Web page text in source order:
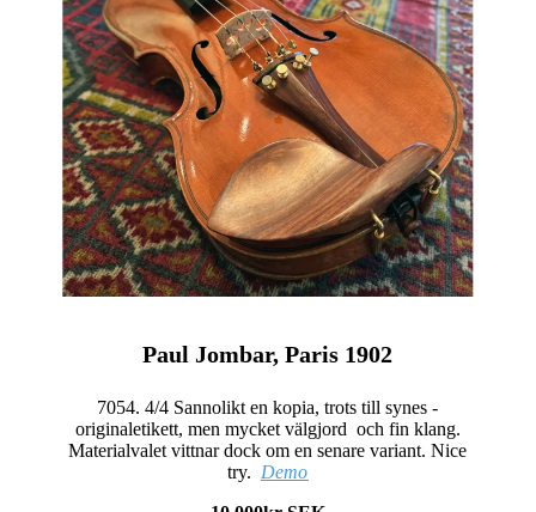
Paul Jombar, Paris 1902
7054. 4/4 Sannolikt en kopia, trots till synes -
originaletikett, men mycket välgjord och fin klang.
Materialvalet vittnar dock om en senare variant. Nice
try. Demo